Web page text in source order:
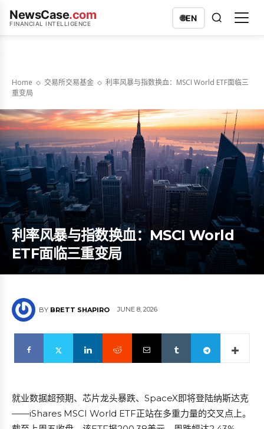
NewsCase.com
FINANCIAL INTELLIGENCE
🌐EN
Home 交易所交易基金
利率风暴与指数换血：MSCI World ETF面临三
重变局
利率风暴与指数换血：MSCI World
ETF面临三重变局
BY BRETT SHAPIRO JUNE 8, 2026
就业数据超预期、芯片龙头暴跌、SpaceX即将登陆纳斯达克
——iShares MSCI World ETF正站在多重力量的交叉点上。